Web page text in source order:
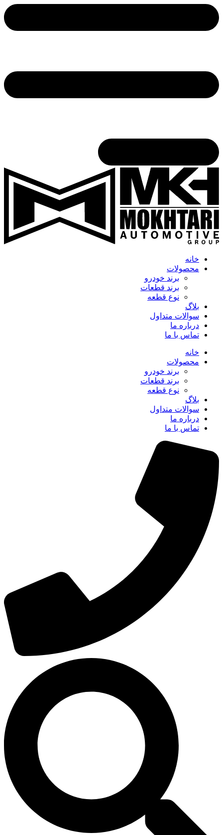
خانه
محصولات
برند خودرو
برند قطعات
نوع قطعه
بلاگ
سوالات متداول
درباره ما
تماس با ما
خانه
محصولات
برند خودرو
برند قطعات
نوع قطعه
بلاگ
سوالات متداول
درباره ما
تماس با ما